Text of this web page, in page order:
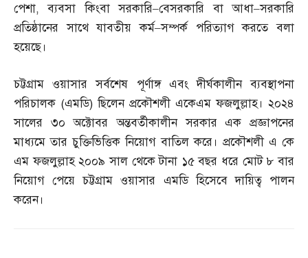
পেশা,ব্যবসা কিংবা সরকারি–বেসরকারি বা আধা–সরকারি
প্রতিষ্ঠানের সাথে যাবতীয় কর্ম–সম্পর্ক পরিত্যাগ করতে বলা
হয়েছে।
চট্টগ্রাম ওয়াসার সর্বশেষ পূর্ণাঙ্গ এবং দীর্ঘকালীন ব্যবস্থাপনা
পরিচালক (এমডি)ছিলেন প্রকৌশলী একেএম ফজলুল্লাহ। ২০২৪
সালের ৩০ অক্টোবর অন্তবর্তীকালীন সরকার এক প্রজ্ঞাপনের
মাধ্যমে তার চুক্তিভিত্তিক নিয়োগ বাতিল করে। প্রকৌশলী এ কে
এম ফজলুল্লাহ ২০০৯ সাল থেকে টানা ১৫ বছর ধরে মোট ৮ বার
নিয়োগ পেয়ে চট্টগ্রাম ওয়াসার এমডি হিসেবে দায়িত্ব পালন
করেন।